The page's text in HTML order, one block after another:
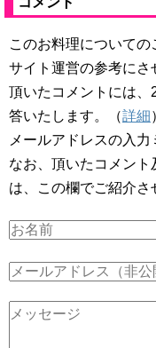
このお料理についての
サイト運営の参考にさ
頂いたコメントには、
答いたします。（詳細
メールアドレスの入力
なお、頂いたコメント
は、この欄でご紹介さ